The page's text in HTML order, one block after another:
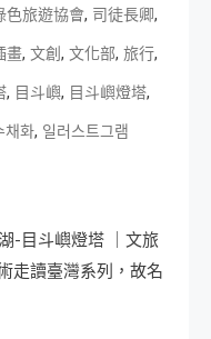
色旅遊協會, 司徒長卿,
畫, 文創 , 文化部, 旅行,
, 目斗嶼, 目斗嶼燈塔,
채화, 일러스트그램
-目斗嶼燈塔 ｜文旅
走讀臺灣系列，故名